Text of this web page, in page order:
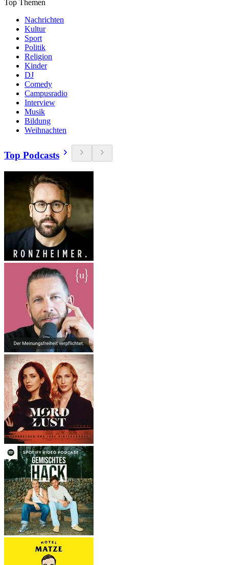
Top Themen
Nachrichten
Kultur
Sport
Politik
Religion
Kinder
DJ
Comedy
Campusradio
Interview
Musik
Bildung
Weihnachten
Top Podcasts